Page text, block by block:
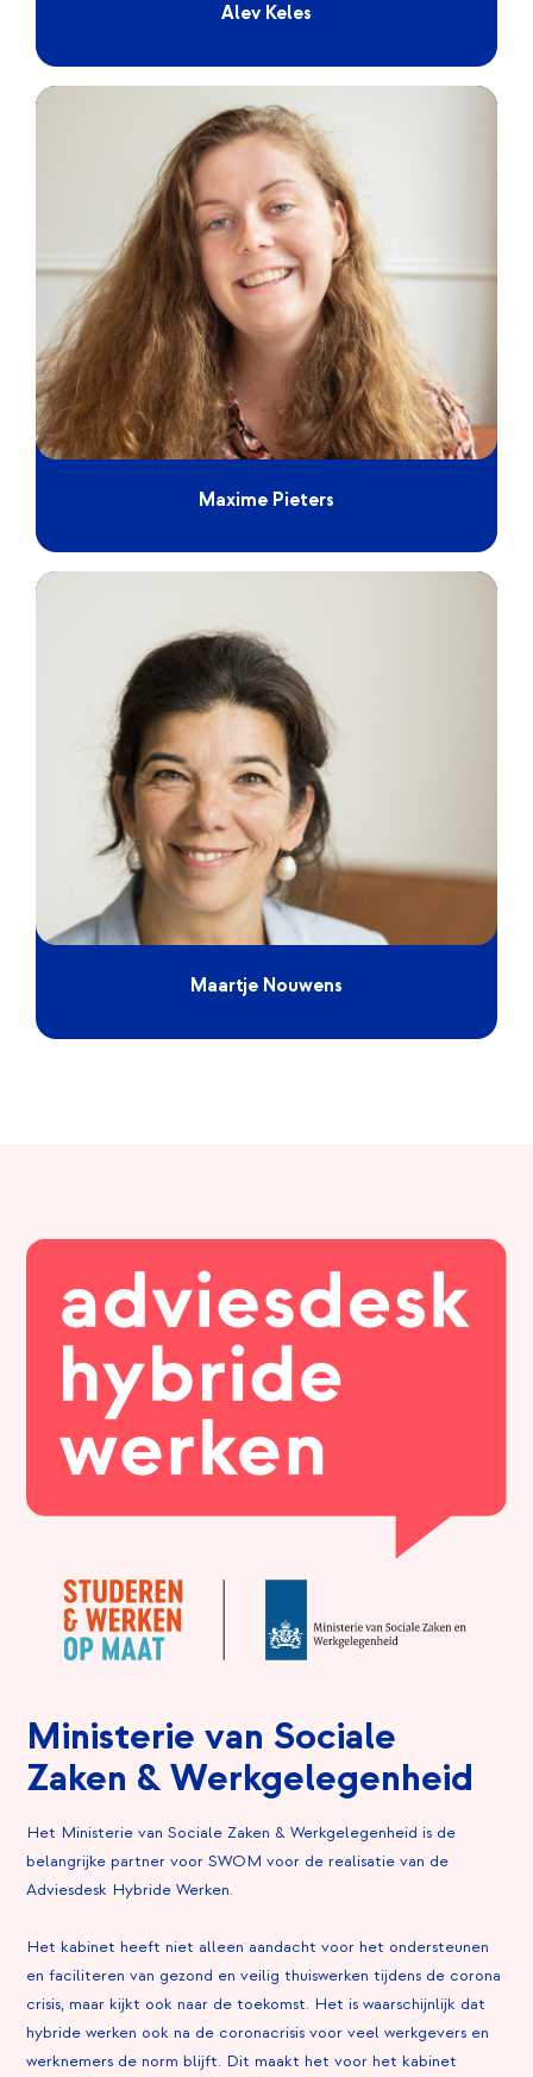
Alev Keles
Maxime Pieters
Maartje Nouwens
Ministerie van Sociale
Zaken & Werkgelegenheid
Het Ministerie van Sociale Zaken & Werkgelegenheid is de
belangrijke partner voor SWOM voor de realisatie van de
Adviesdesk Hybride Werken.
Het kabinet heeft niet alleen aandacht voor het ondersteunen
en faciliteren van gezond en veilig thuiswerken tijdens de corona
crisis, maar kijkt ook naar de toekomst. Het is waarschijnlijk dat
hybride werken ook na de coronacrisis voor veel werkgevers en
werknemers de norm blijft. Dit maakt het voor het kabinet